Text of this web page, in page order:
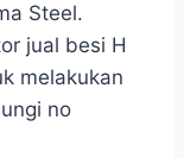
Steel.
jual besi H
melakukan
no